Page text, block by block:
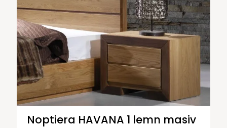
Noptiera HAVANA 1 lemn masiv